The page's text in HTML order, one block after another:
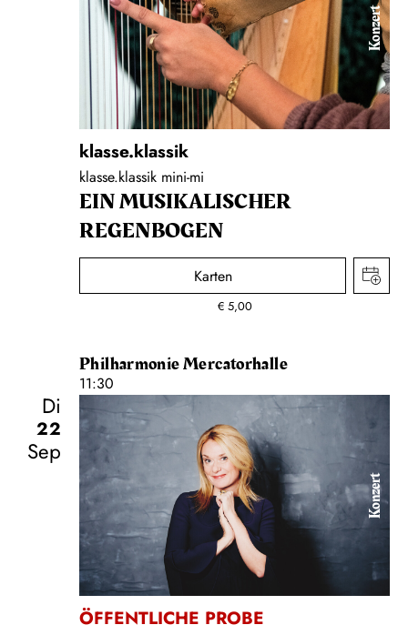
Konzert
klasse.klassik
klasse.klassik mini-mi
EIN MUSIKALISCHER
REGENBOGEN
Karten
€ 5,00
Philharmonie Mercatorhalle
11:30
Di
22
Sep
Konzert
ÖFFENTLICHE PROBE